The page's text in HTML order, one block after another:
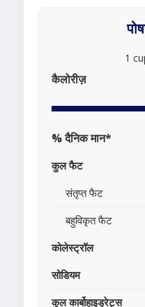
1
कैलोरीज़
% दैनिक मान*
कुल फैट
संतृप्त फैट
बहुविकृत फैट
कोलेस्ट्रॉल
सोडियम
कुल कार्बोहाइड्रेट्स